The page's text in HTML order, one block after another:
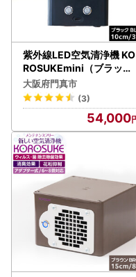
紫外線LED空気清浄機 KO
ROSUKEmini（ブラック
） 卓上 コンパクト 空気清
浄機 除菌
大阪府門真市
(3)
54,000